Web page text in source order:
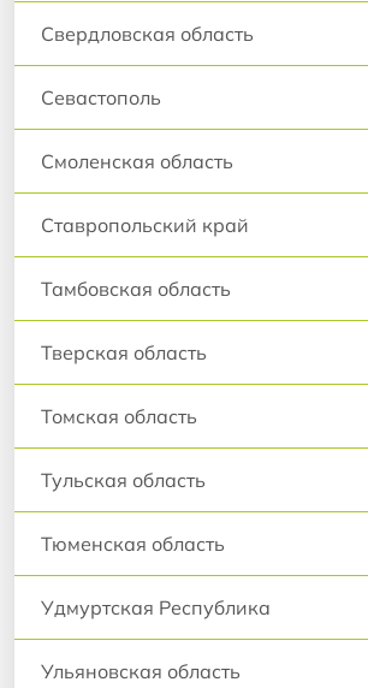
Свердловская область
Севастополь
Смоленская область
Ставропольский край
Тамбовская область
Тверская область
Томская область
Тульская область
Тюменская область
Удмуртская Республика
Ульяновская область